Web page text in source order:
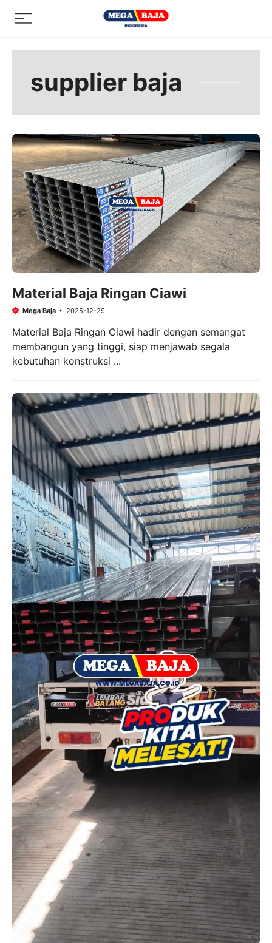
Menu
supplier baja
Material Baja Ringan Ciawi
Mega Baja 2025-12-29
Material Baja Ringan Ciawi hadir dengan semangat
membangun yang tinggi, siap menjawab segala
kebutuhan konstruksi ...